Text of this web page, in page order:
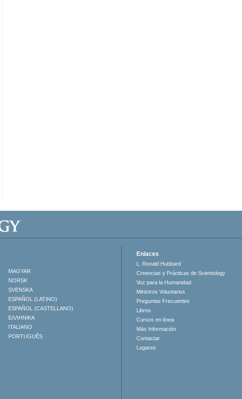
MAGYAR
NORSK
SVENSKA
ESPAÑOL (LATINO)
ESPAÑOL (CASTELLANO)
ΕΛΛΗΝΙΚA
ITALIANO
PORTUGUÊS
Enlaces
L. Ronald Hubbard
Creencias y Prácticas de Scientology
Voz para la Humanidad
Ministros Voluntarios
Preguntas Frecuentes
Libros
Cursos en línea
Más Información
Contactar
Lugares